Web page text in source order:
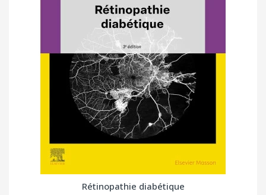
Rétinopathie diabétique